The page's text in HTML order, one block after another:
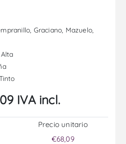
Graciano, Mazuelo,
IVA incl.
Precio unitario
€68,09